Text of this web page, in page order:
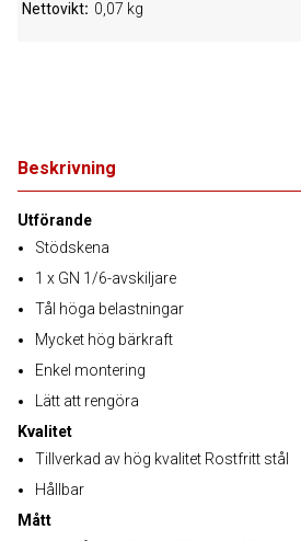
Beskrivning
Utförande
Stödskena
1 x GN 1/6-avskiljare
Tål höga belastningar
Mycket hög bärkraft
Enkel montering
Lätt att rengöra
Kvalitet
Tillverkad av hög kvalitet Rostfritt stål
Hållbar
Mått
Nettovikt 0,07 kg